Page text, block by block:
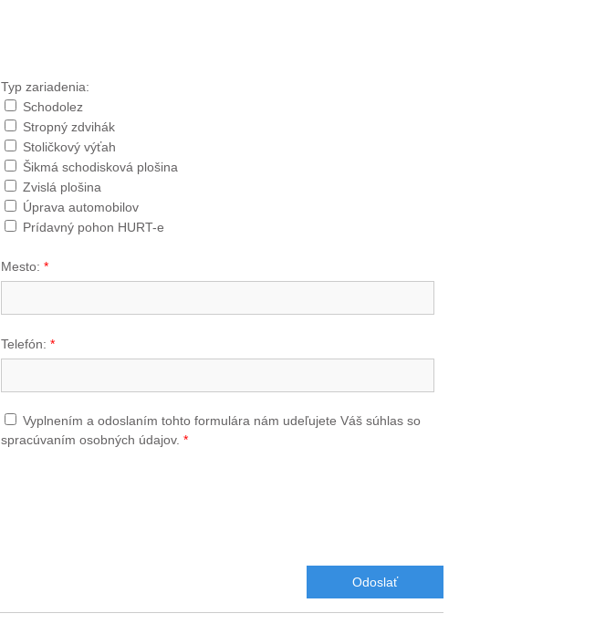
Typ zariadenia:
Schodolez
Stropný zdvihák
Stoličkový výťah
Šikmá schodisková plošina
Zvislá plošina
Úprava automobilov
Prídavný pohon HURT-e
Mesto: *
Telefón: *
Vyplnením a odoslaním tohto formulára nám udeľujete Váš súhlas so
spracúvaním osobných údajov. *